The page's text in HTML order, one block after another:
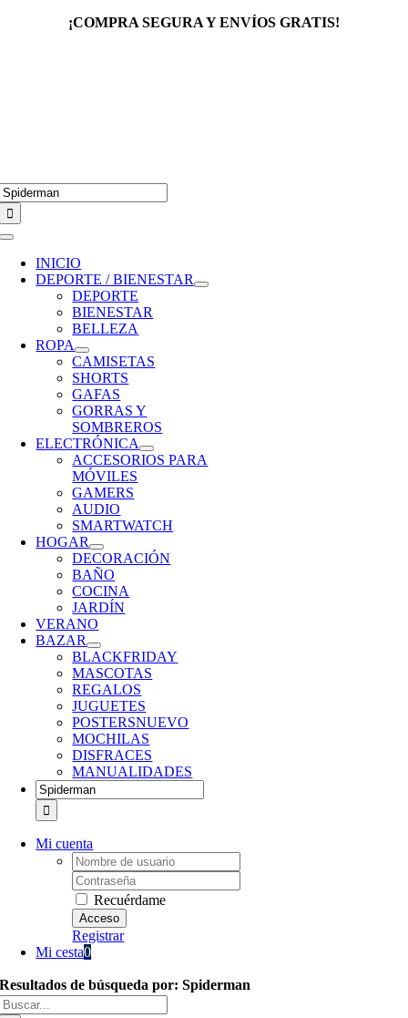
¡COMPRA SEGURA Y ENVÍOS GRATIS!
Toggle
Navigation
INICIO
DEPORTE / BIENESTAR
DEPORTE
BIENESTAR
BELLEZA
ROPA
CAMISETAS
SHORTS
GAFAS
GORRAS Y
SOMBREROS
ELECTRÓNICA
ACCESORIOS PARA
MÓVILES
GAMERS
AUDIO
SMARTWATCH
HOGAR
DECORACIÓN
BAÑO
COCINA
JARDÍN
VERANO
BAZAR
BLACKFRIDAY
MASCOTAS
REGALOS
JUGUETES
POSTERSNUEVO
MOCHILAS
DISFRACES
MANUALIDADES
Buscar:
Mi cuenta
Username:
Password:
Recuérdame
Registrar
Mi cesta0
Resultados de búsqueda por: Spiderman